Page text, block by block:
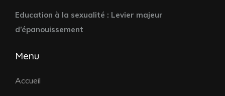
Education à la sexualité : Levier majeur
d’épanouissement
Menu
Accueil